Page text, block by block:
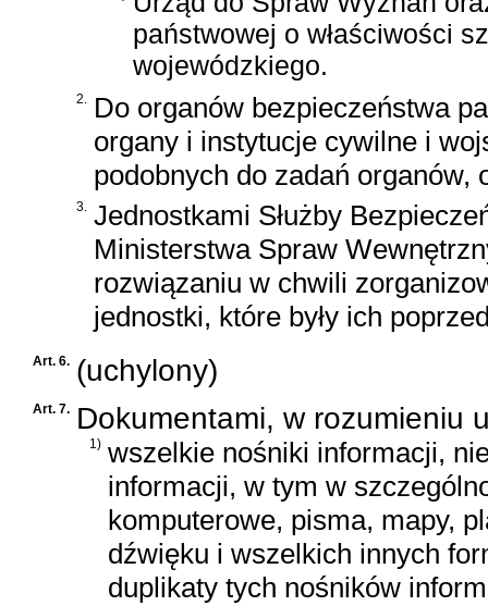
państwowej o właściwości
wojewódzkiego.
2. Do organów bezpieczeństwa
organy i instytucje cywilne i
podobnych do zadań organów,
3. Jednostkami Służby
Ministerstwa Spraw
rozwiązaniu w chwili
jednostki, które były ich
Art. 6. (uchylony)
Art. 7. Dokumentami, w rozumieniu
1) wszelkie nośniki informacji,
informacji, w tym w
komputerowe, pisma, mapy,
dźwięku i wszelkich innych
duplikaty tych nośników